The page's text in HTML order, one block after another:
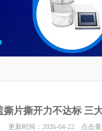
撕片撕开力不达标 三
更新时间：2026-04-22 点击量